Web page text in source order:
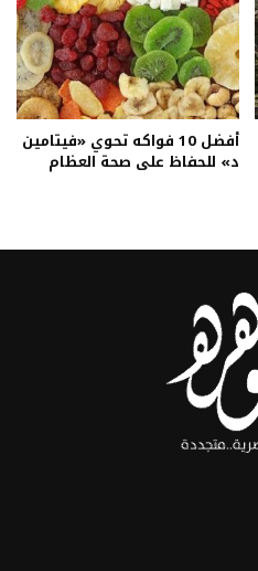
أفضل 10 فواكه تحوي «فيتامين
د» للحفاظ على صحة العظام